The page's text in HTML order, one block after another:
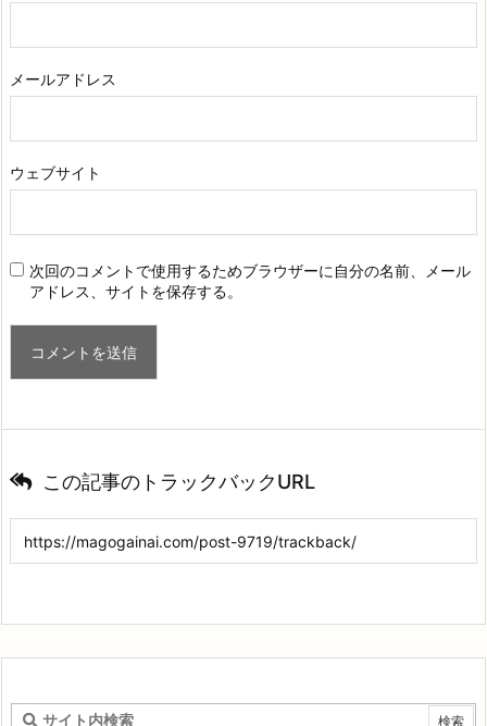
メールアドレス
ウェブサイト
次回のコメントで使用するためブラウザーに自分の名前、メール
アドレス、サイトを保存する。
この記事のトラックバックURL